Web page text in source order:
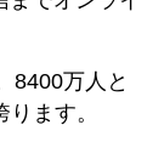
8400万人と
ます。